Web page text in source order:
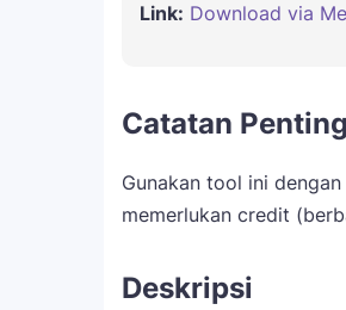
Link: Download via
Catatan Penting
Gunakan tool ini
memerlukan credit
Deskripsi